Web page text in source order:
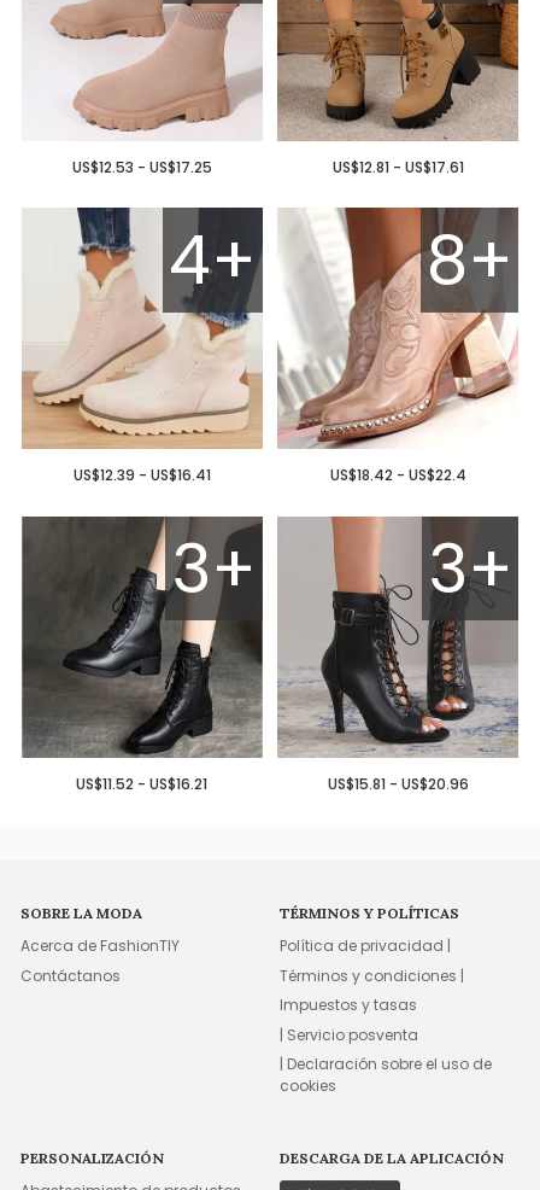
US$12.53 - US$17.25 US$12.81 - US$17.61
4+
US$12.39 - US$16.41
8+
US$18.42 - US$22.4
3+
US$11.52 - US$16.21
3+
US$15.81 - US$20.96
SOBRE LA MODA
Acerca de FashionTIY
Contáctanos
TÉRMINOS Y POLÍTICAS
Política de privacidad |
Términos y condiciones |
Impuestos y tasas
| Servicio posventa
| Declaración sobre el uso de
cookies
PERSONALIZACIÓN DESCARGA DE LA APLICACIÓN